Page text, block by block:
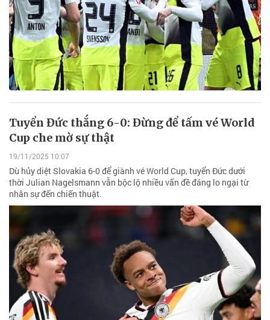
Tuyển Đức thắng 6-0: Đừng để tấm vé World
Cup che mờ sự thật
19/11/2025 10:07
Dù hủy diệt Slovakia 6-0 để giành vé World Cup, tuyển Đức dưới
thời Julian Nagelsmann vẫn bộc lộ nhiều vấn đề đáng lo ngại từ
nhân sự đến chiến thuật.